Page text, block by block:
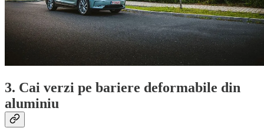
3. Cai verzi pe bariere deformabile din
aluminiu